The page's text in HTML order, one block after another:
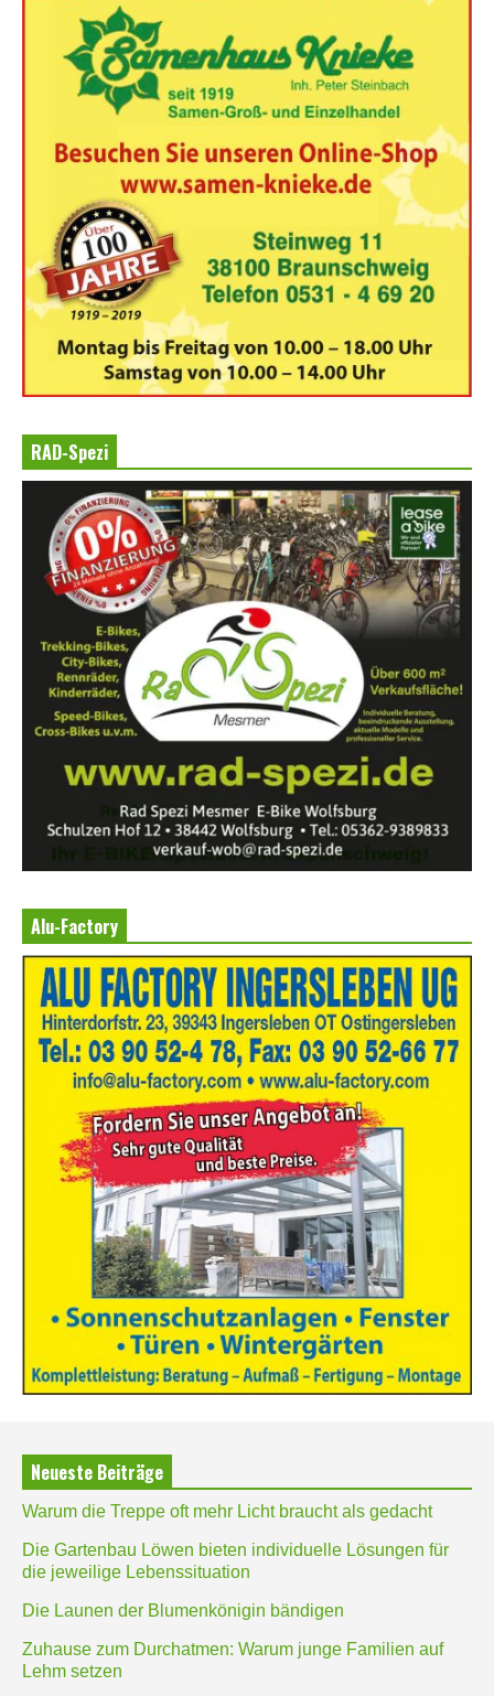
RAD-Spezi
Alu-Factory
Neueste Beiträge
Warum die Treppe oft mehr Licht braucht als gedacht
Die Gartenbau Löwen bieten individuelle Lösungen für
die jeweilige Lebenssituation
Die Launen der Blumenkönigin bändigen
Zuhause zum Durchatmen: Warum junge Familien auf
Lehm setzen